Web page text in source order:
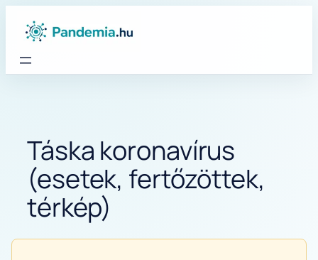
Táska koronavírus
(esetek, fertőzöttek,
térkép)